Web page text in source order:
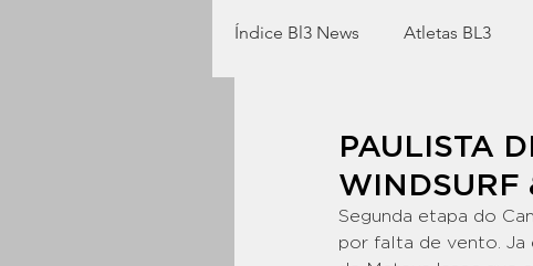
Índice Bl3 News Atletas BL3
BL3 Empresa Home
PAULISTA
WINDSURF
Segunda etapa do
por falta de vento. Ja